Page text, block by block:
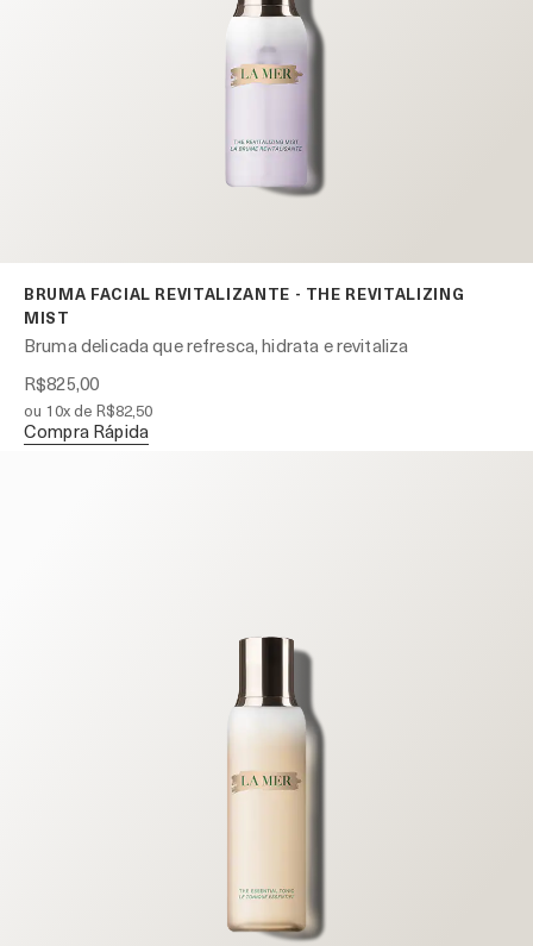
BRUMA FACIAL REVITALIZANTE - THE REVITALIZING
MIST
Bruma delicada que refresca, hidrata e revitaliza
R$825,00
ou 10x de R$82,50
Compra Rápida